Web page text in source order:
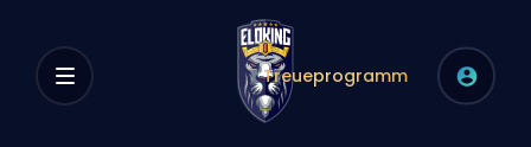
Treueprogramm